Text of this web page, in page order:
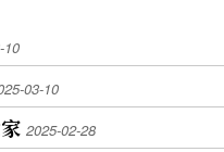
10
03-10
2025-02-28